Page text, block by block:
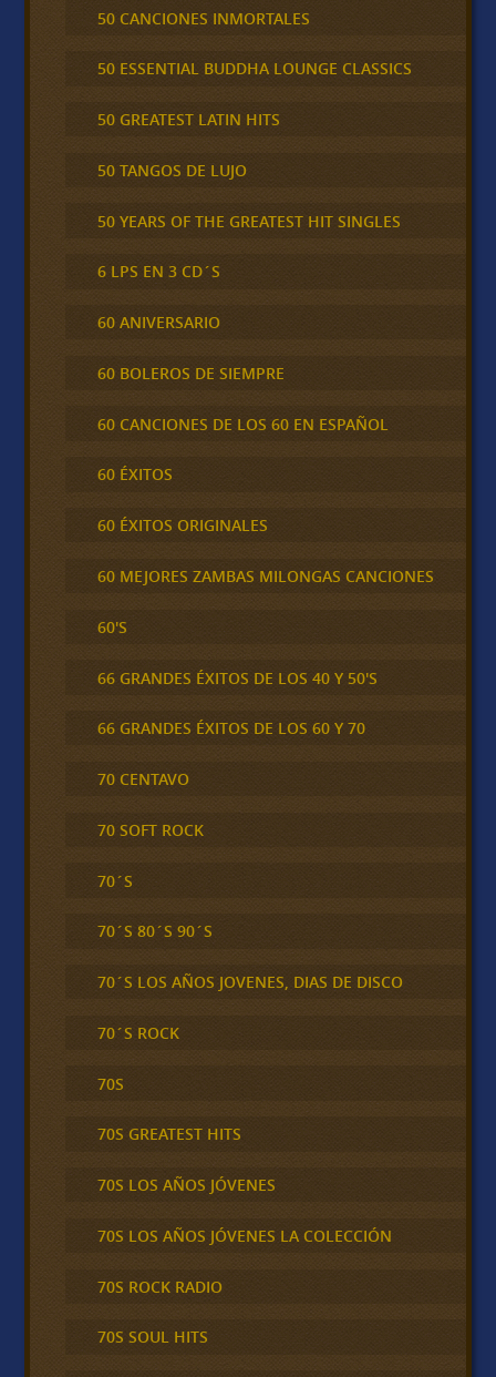
50 CANCIONES INMORTALES
50 ESSENTIAL BUDDHA LOUNGE CLASSICS
50 GREATEST LATIN HITS
50 TANGOS DE LUJO
50 YEARS OF THE GREATEST HIT SINGLES
6 LPS EN 3 CD´S
60 ANIVERSARIO
60 BOLEROS DE SIEMPRE
60 CANCIONES DE LOS 60 EN ESPAÑOL
60 ÉXITOS
60 ÉXITOS ORIGINALES
60 MEJORES ZAMBAS MILONGAS CANCIONES
60'S
66 GRANDES ÉXITOS DE LOS 40 Y 50'S
66 GRANDES ÉXITOS DE LOS 60 Y 70
70 CENTAVO
70 SOFT ROCK
70´S
70´S 80´S 90´S
70´S LOS AÑOS JOVENES, DIAS DE DISCO
70´S ROCK
70S
70S GREATEST HITS
70S LOS AÑOS JÓVENES
70S LOS AÑOS JÓVENES LA COLECCIÓN
70S ROCK RADIO
70S SOUL HITS